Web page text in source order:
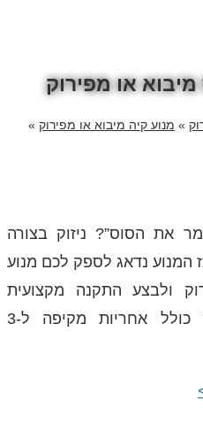
או מפירוק
» מנוע קיה מיבוא או מפירוק »
את הסוס”? ניזוק בצורה
המנוע נדאג לספק לכם מנוע
ולבצע התקנה מקצועית
במחיר אטרקטיבי במיוחד כולל אחריות מקיפה ל-3